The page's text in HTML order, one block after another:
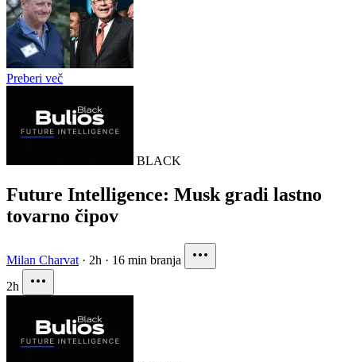
Preberi več
BLACK
Future Intelligence: Musk gradi lastno
tovarno čipov
Milan Charvat · 2h · 16 min branja
2h